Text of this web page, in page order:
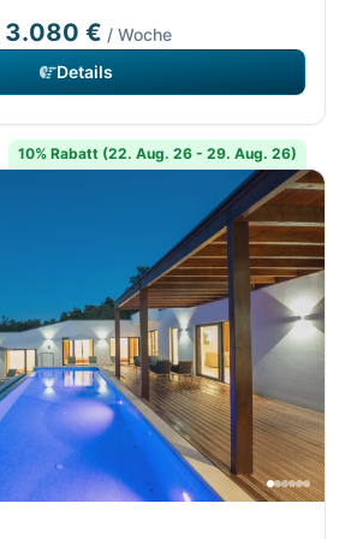
3.080 € / Woche
Details
10% Rabatt (22. Aug. 26 - 29. Aug. 26)